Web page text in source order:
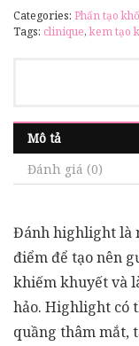
Categories: Phấn tạo
Tags: clinique,kem tạo
Mô tả
Đánh giá (0)
Đánh highlight là
điểm để tạo nên
khiếm khuyết và
hảo. Highlight có
quầng thâm mắt,